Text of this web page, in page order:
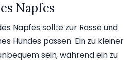
Napfes
Napfes sollte zur Rasse und
Hundes passen. Ein zu kleiner
sein, während ein zu